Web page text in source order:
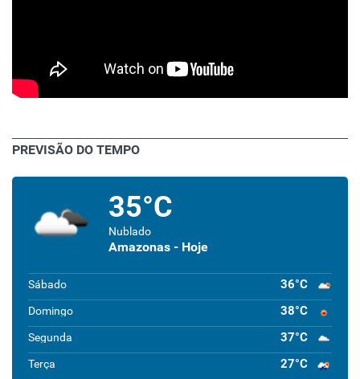
PREVISÃO DO TEMPO
35°C
Nublado
Amazonas - Hoje
Sábado 36°C
Domingo 38°C
Segunda 37°C
Terça 27°C